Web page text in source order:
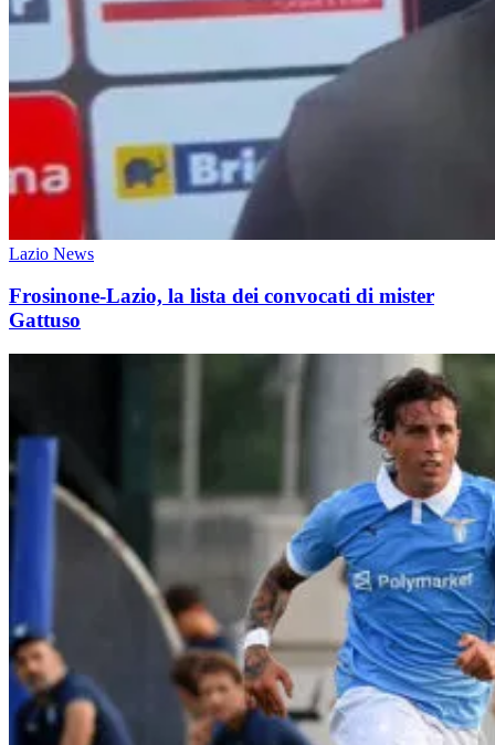
Lazio News
Frosinone-Lazio, la lista dei convocati di mister
Gattuso